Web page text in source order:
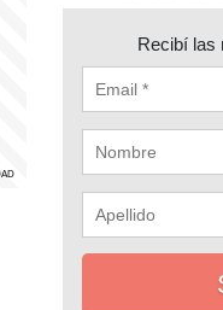
Recibí las